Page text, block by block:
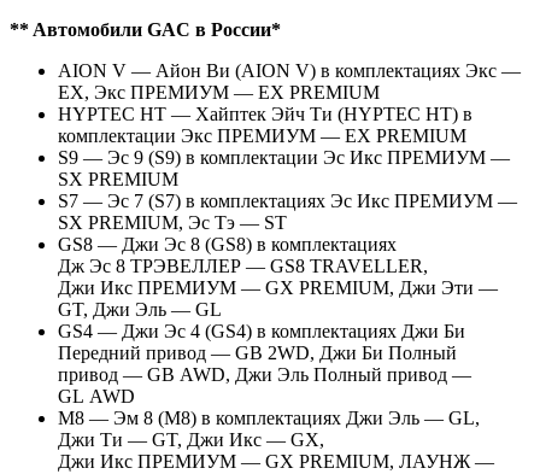
** Aвтомобили GAC в России*
AION V — Айон Ви (AION V) в комплектациях Экс —
EX, Экс ПРЕМИУМ — EX PREMIUM
HYPTEC HT — Хайптек Эйч Ти (HYPTEC HT) в
комплектации Экс ПРЕМИУМ — EX PREMIUM
S9 — Эс 9 (S9) в комплектации Эс Икс ПРЕМИУМ —
SX PREMIUM
S7 — Эс 7 (S7) в комплектациях Эс Икс ПРЕМИУМ —
SX PREMIUM, Эс Тэ — ST
GS8 — Джи Эс 8 (GS8) в комплектациях
Дж Эс 8 ТРЭВЕЛЛЕР — GS8 TRAVELLER,
Джи Икс ПРЕМИУМ — GX PREMIUM, Джи Эти —
GT, Джи Эль — GL
GS4 — Джи Эс 4 (GS4) в комплектациях Джи Би
Передний привод — GB 2WD, Джи Би Полный
привод — GB AWD, Джи Эль Полный привод —
GL AWD
M8 — Эм 8 (M8) в комплектациях Джи Эль — GL,
Джи Ти — GT, Джи Икс — GX,
Джи Икс ПРЕМИУМ — GX PREMIUM, ЛАУНЖ —